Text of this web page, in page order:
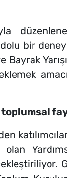
bir
toplumsal